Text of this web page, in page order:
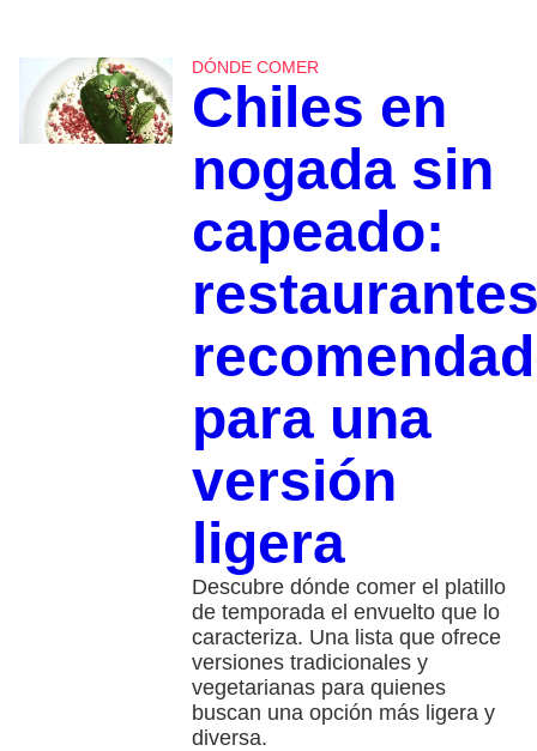
DÓNDE COMER
Chiles en
nogada sin
capeado:
para una
versión
ligera
Descubre dónde comer el platillo
de temporada el envuelto que lo
caracteriza. Una lista que ofrece
versiones tradicionales y
vegetarianas para quienes
buscan una opción más ligera y
diversa.